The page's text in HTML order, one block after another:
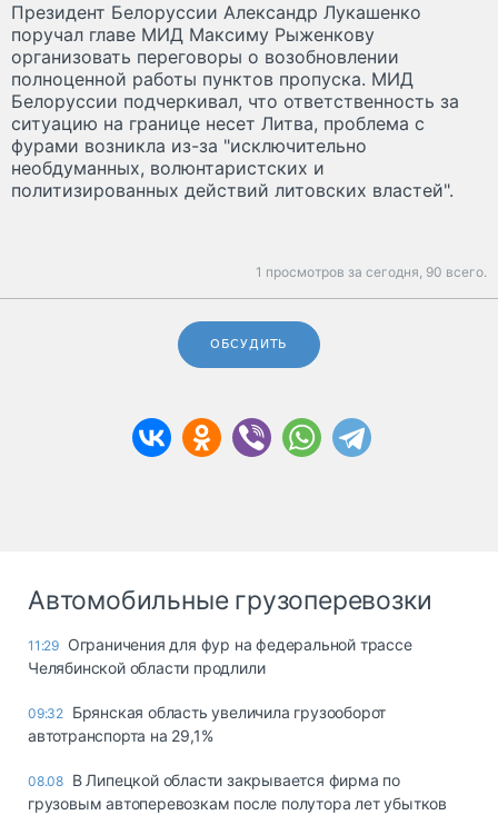
Президент Белоруссии Александр Лукашенко
поручал главе МИД Максиму Рыженкову
организовать переговоры о возобновлении
полноценной работы пунктов пропуска. МИД
Белоруссии подчеркивал, что ответственность за
ситуацию на границе несет Литва, проблема с
фурами возникла из-за "исключительно
необдуманных, волюнтаристских и
политизированных действий литовских властей".
1 просмотров за сегодня, 90 всего.
ОБСУДИТЬ
Автомобильные грузоперевозки
11:29 Ограничения для фур на федеральной трассе
Челябинской области продлили
09:32 Брянская область увеличила грузооборот
автотранспорта на 29,1%
08.08 В Липецкой области закрывается фирма по
грузовым автоперевозкам после полутора лет убытков